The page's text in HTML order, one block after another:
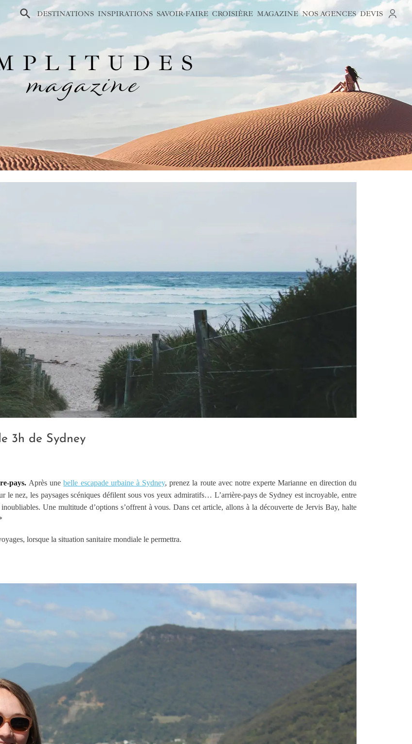
× DESTINATIONS INSPIRATIONS SAVOIR-FAIRE CROISIÈRE MAGAZINE NOS AGENCES DEVIS
magazine
3h de Sydney
pays. Après unebelle escapade urbaine à Sydney, prenez la route avec notre experte Marianne en direction du
le nez, les paysages scéniques défilent sous vos yeux admiratifs… L’arrière-pays de Sydney est incroyable, entre
Une multitude d’options s’offrent à vous. Dans cet article, allons à la découverte de Jervis Bay, halte
lorsque la situation sanitaire mondiale le permettra.